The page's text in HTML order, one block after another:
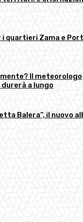
quartieri Zama e
Il meteorologo
durerà a lungo
Balera”, il nuovo